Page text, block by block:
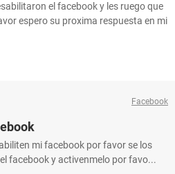
el facebook y les ruego que
espero su proxima respuesta en mi
Facebook
mi facebook por favor se los
facebook y activenmelo por favo...